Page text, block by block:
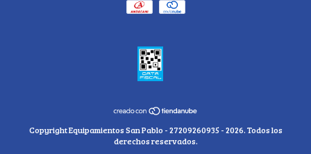
Copyright Equipamientos San Pablo - 27209260935 - 2026. Todos los
derechos reservados.